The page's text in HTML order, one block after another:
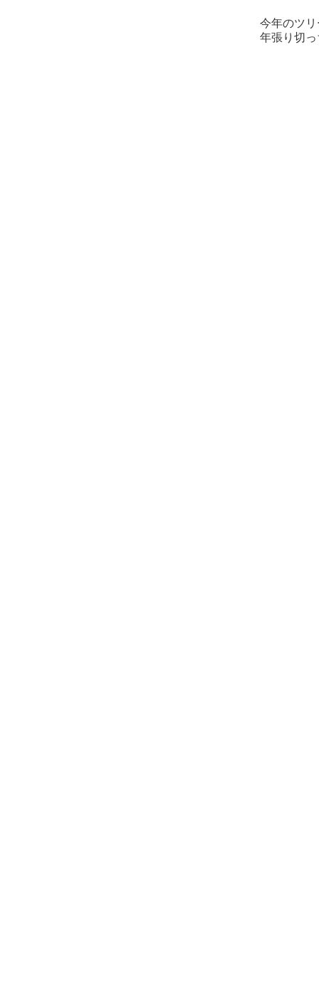
今年のツ
年張り切